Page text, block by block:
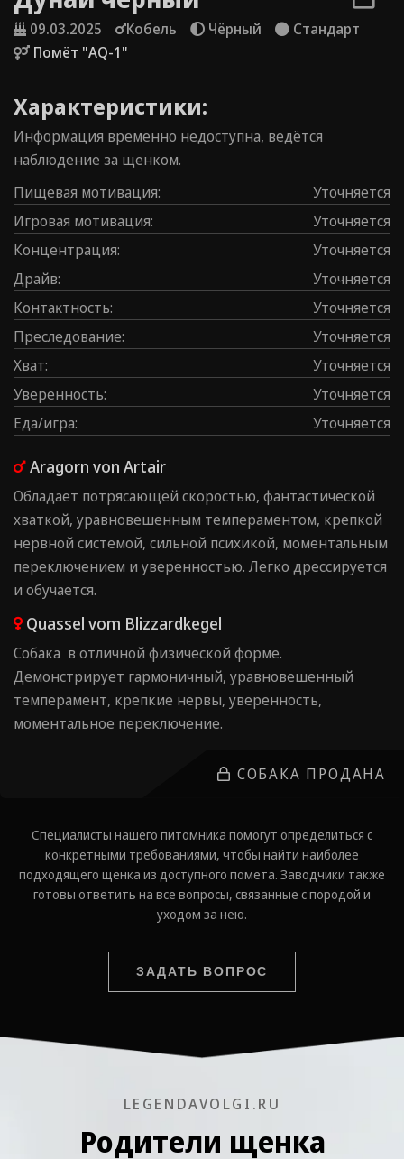
09.03.2025 Кобель Чёрный
Стандарт
Помёт "AQ-1"
Характеристики:
Информация временно недоступна, ведётся
наблюдение за щенком.
Пищевая мотивация:
Уточняется
Игровая мотивация:
Уточняется
Концентрация:
Уточняется
Драйв:
Уточняется
Контаĸтность:
Уточняется
Преследование:
Уточняется
Хват:
Уточняется
Уверенность:
Уточняется
Еда/игра: Уточняется
Aragorn von Artair
Обладает потрясающей скоростью, фантастической
хваткой, уравновешенным темпераментом, крепкой
нервной системой, сильной психикой, моментальным
переключением и уверенностью. Легко дрессируется
и обучается.
Quassel vom Blizzardkegel
Собака в отличной физической форме.
Демонстрирует гармоничный, уравновешенный
темперамент, крепкие нервы, ⁠уверенность,
⁠моментальное переключение.
СОБАКА ПРОДАНА
Специалисты нашего питомника помогут определиться с
конкретными требованиями, чтобы найти наиболее
подходящего щенка из доступного помета. Заводчики также
готовы ответить на все вопросы, связанные с породой и
уходом за нею.
ЗАДАТЬ ВОПРОС
LEGENDAVOLGI.RU
Родители щенка